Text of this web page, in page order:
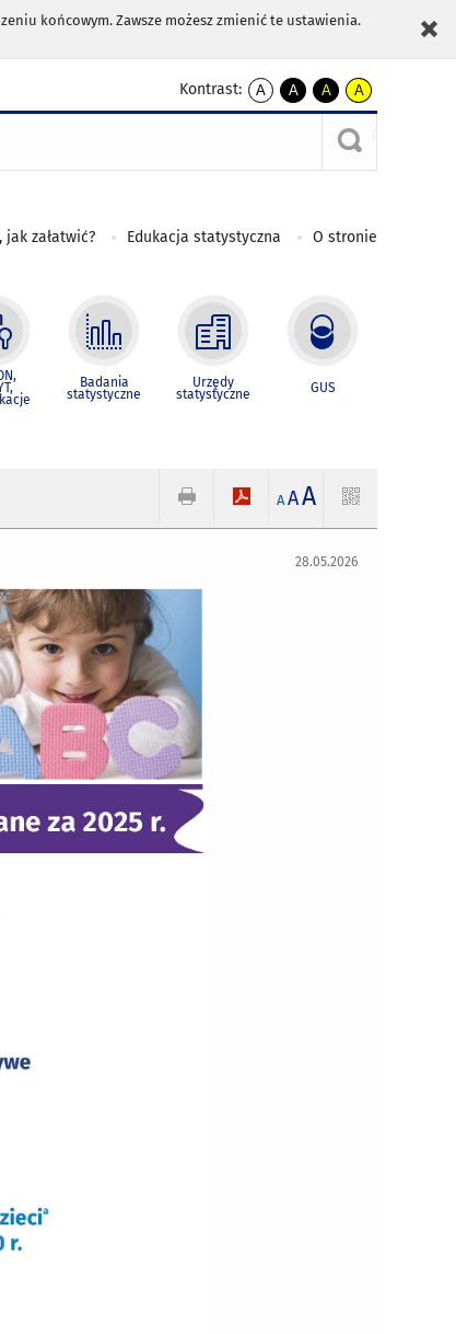
końcowym. Zawsze możesz zmienić te ustawienia.
Kontrast:
A
kontrast
A
kontrast
czarnym
A
kontrast
żółty
tekst
czarnym
A
kontrast
czarny
tekst
żółtym
jak załatwić? Edukacja statystyczna O stronie
Badania
statystyczne
Urzędy
statystyczne GUS
A AA
28.05.2026